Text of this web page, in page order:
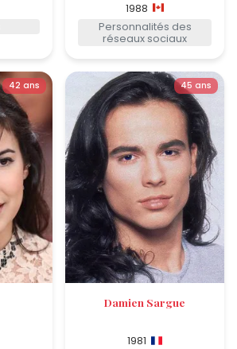
1988
Personnalités des
réseaux sociaux
42 ans 45 ans
Damien Sargue
1981